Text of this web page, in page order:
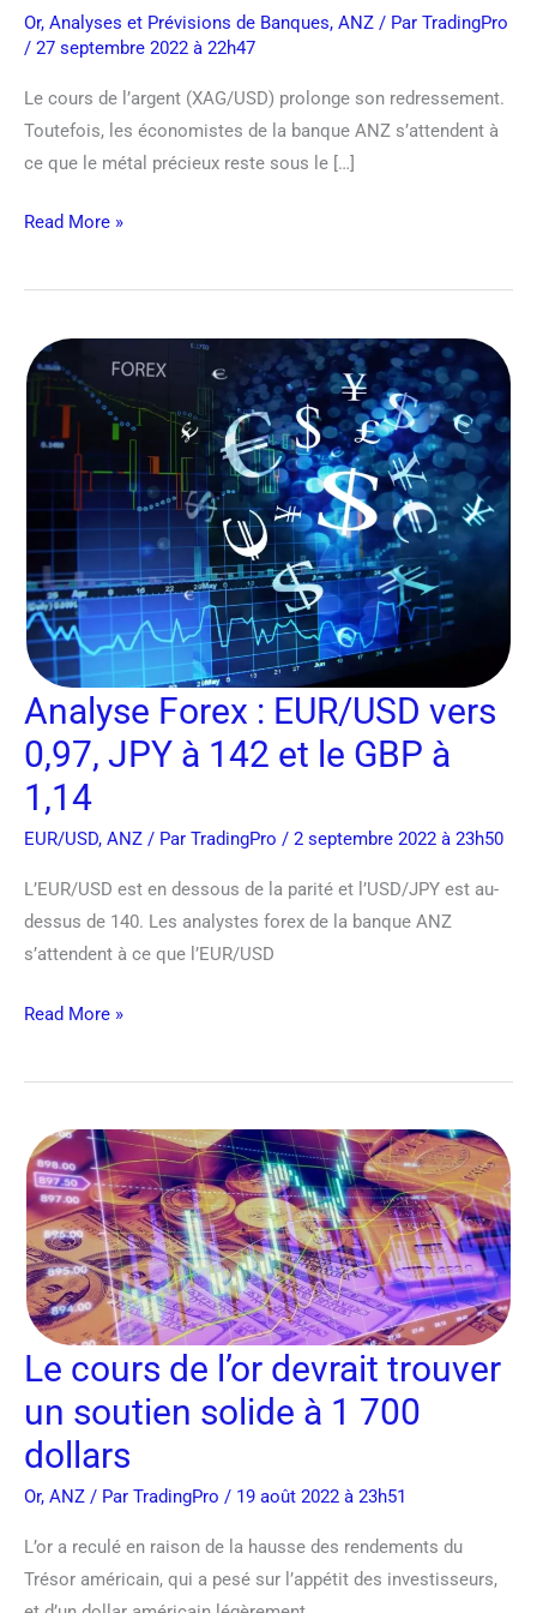
Or, Analyses et Prévisions de Banques, ANZ / Par TradingPro
/ 27 septembre 2022 à 22h47
Le cours de l’argent (XAG/USD) prolonge son redressement.
Toutefois, les économistes de la banque ANZ s’attendent à
ce que le métal précieux reste sous le […]
d’année
Read More »
Analyse Forex : EUR/USD vers
0,97, JPY à 142 et le GBP à
1,14
EUR/USD, ANZ / Par TradingPro / 2 septembre 2022 à 23h50
L’EUR/USD est en dessous de la parité et l’USD/JPY est au-
dessus de 140. Les analystes forex de la banque ANZ
s’attendent à ce que l’EUR/USD
Analyse
Forex
EUR/USD
0,97,
JPY
à
142
et
le
GBP
à
1,14
Read More »
Le cours de l’or devrait trouver
un soutien solide à 1 700
dollars
Or, ANZ / Par TradingPro / 19 août 2022 à 23h51
L’or a reculé en raison de la hausse des rendements du
Trésor américain, qui a pesé sur l’appétit des investisseurs,
Le
cours
de
l’or
devrait
trouver
un
soutien
solide
1
700